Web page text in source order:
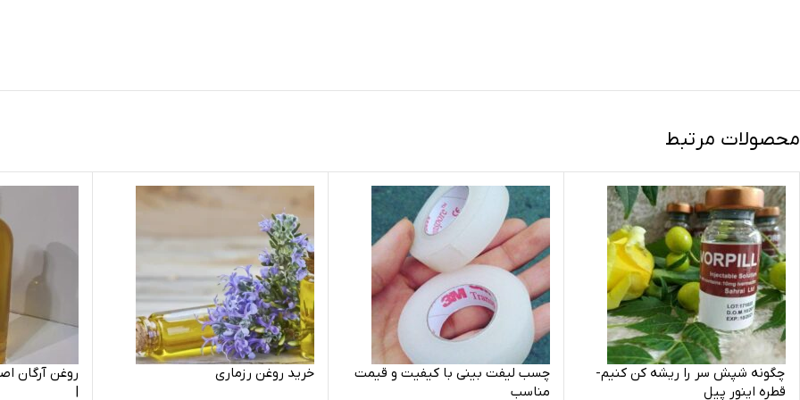
محصولات مرتبط
چگونه شپش سر را ریشه کن کنیم-
قطره اینور پیل
چسب لیفت بینی با کیفیت و قیمت
مناسب
خرید روغن رزماری
روغن آرگان
|